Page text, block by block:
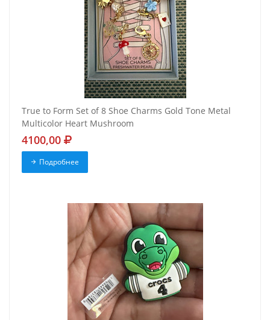
True to Form Set of 8 Shoe Charms Gold Tone Metal
Multicolor Heart Mushroom
4100,00
Подробнее